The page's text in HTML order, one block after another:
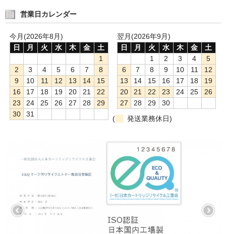
営業日カレンダー
今月(2026年8月)
日
月 火 水 木 金
土
1
2
3 4 5 6 7
8
9
10 11 12 13 14
15
16
17 18 19 20 21
22
23
24 25 26 27 28
29
30
31
翌月(2026年9月)
日
月 火 水 木 金
土
1
2 3 4
5
6
7 8 9 10 11
12
13
14 15 16 17 18
19
20
21 22 23 24 25
26
27
28 29
30
(
発送業務休日)